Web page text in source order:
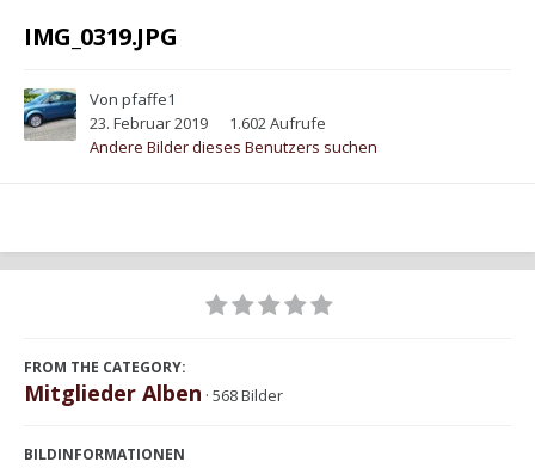
IMG_0319.JPG
Von pfaffe1
23. Februar 2019
1.602 Aufrufe
Andere Bilder dieses Benutzers suchen
FROM THE CATEGORY:
Mitglieder Alben · 568 Bilder
BILDINFORMATIONEN